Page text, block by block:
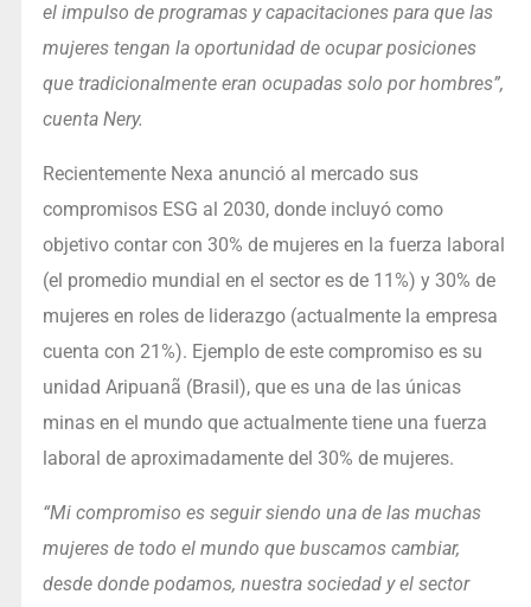
el impulso de programas y capacitaciones para que las
mujeres tengan la oportunidad de ocupar posiciones
que tradicionalmente eran ocupadas solo por hombres”,
cuenta Nery.
Recientemente Nexa anunció al mercado sus
compromisos ESG al 2030, donde incluyó como
objetivo contar con 30% de mujeres en la fuerza laboral
(el promedio mundial en el sector es de 11%) y 30% de
mujeres en roles de liderazgo (actualmente la empresa
cuenta con 21%). Ejemplo de este compromiso es su
unidad Aripuanã (Brasil), que es una de las únicas
minas en el mundo que actualmente tiene una fuerza
laboral de aproximadamente del 30% de mujeres.
“Mi compromiso es seguir siendo una de las muchas
mujeres de todo el mundo que buscamos cambiar,
desde donde podamos, nuestra sociedad y el sector